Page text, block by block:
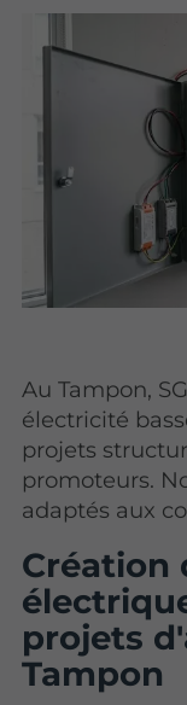
Au Tampon,
électricité
projets
promoteurs.
adaptés aux
Création
projets
Tampon